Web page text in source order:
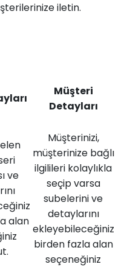
iletin.
Müşteri
Detayları
ve
alan
Müşterinizi,
müşterinize bağlı
ilgilileri kolaylıkla
seçip varsa
subelerini ve
detaylarını
ekleyebileceğiniz
birden fazla alan
seçeneğiniz